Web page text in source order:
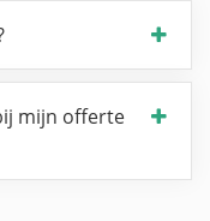
mijn offerte